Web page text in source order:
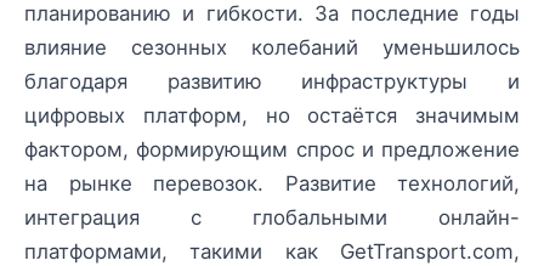
планированию и гибкости. За последние годы
влияние сезонных колебаний уменьшилось
благодаря развитию инфраструктуры и
цифровых платформ, но остаётся значимым
фактором, формирующим спрос и предложение
на рынке перевозок. Развитие технологий,
интеграция с глобальными онлайн-
платформами, такими как GetTransport.com,